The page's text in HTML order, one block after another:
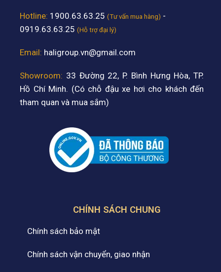
Hotline: 1900.63.63.25 (Tư vấn mua hàng) -
0919.63.63.25 (Hỗ trợ đại lý)
Email: haligroup.vn@gmail.com
Showroom: 33 Đường 22, P. Bình Hưng Hòa, TP.
Hồ Chí Minh. (Có chỗ đậu xe hơi cho khách đến
tham quan và mua sắm)
CHÍNH SÁCH CHUNG
Chính sách bảo mật
Chính sách vận chuyển, giao nhận